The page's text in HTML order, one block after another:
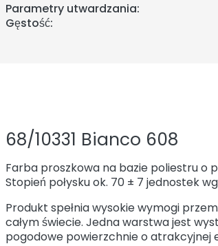
Parametry utwardzania:
Gęstość:
68/10331 Bianco 608
Farba proszkowa na bazie poliestru o
Stopień połysku ok. 70 ± 7 jednostek
Produkt spełnia wysokie wymogi
całym świecie. Jedna warstwa jest
pogodowe powierzchnie o atrakcyjnej